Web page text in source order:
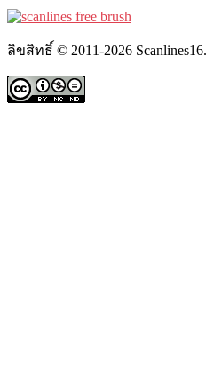
ลิขสิทธิ์ © 2011-2026